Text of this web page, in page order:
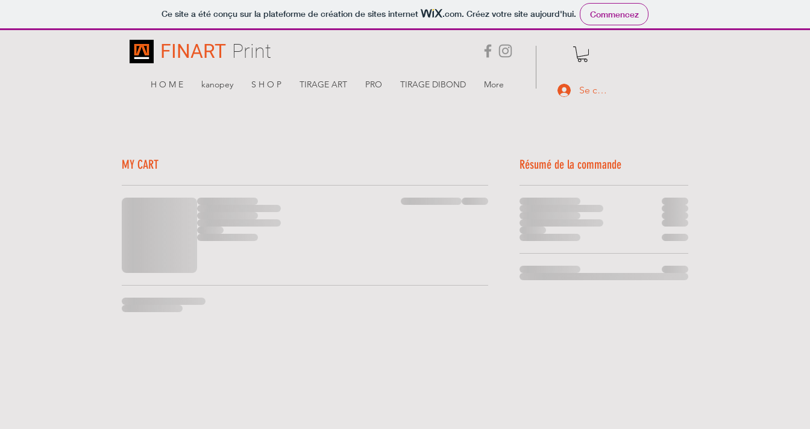
Ce site a été conçu sur la plateforme de création de sites internet .com. Créez votre site aujourd'hui. Commencez
FINART Print
H O M E kanopey S H O P TIRAGE ART PRO TIRAGE DIBOND More Se connecter
MY CART Résumé de la commande